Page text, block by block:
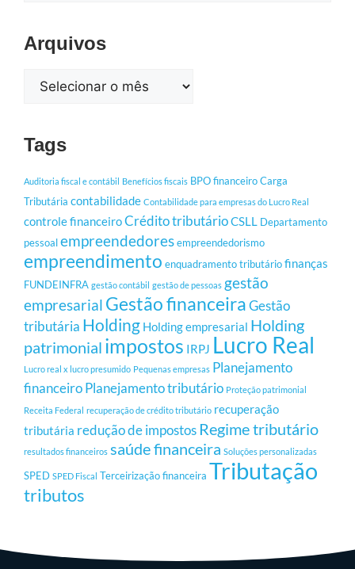
Arquivos
Tags
Auditoria fiscal e contábil Benefícios fiscais BPO financeiroCarga
Tributária contabilidade Contabilidade para empresas do Lucro Real
controle financeiroCrédito tributárioCSLL Departamento
pessoalempreendedoresempreendedorismo
empreendimento enquadramento tributáriofinanças
FUNDEINFRA gestão contábil gestão de pessoas gestão
empresarial Gestão financeiraGestão
tributária Holding Holding empresarial Holding
patrimonial impostos IRPJ Lucro Real
Lucro real x lucro presumido Pequenas empresas Planejamento
financeiroPlanejamento tributário Proteção patrimonial
Receita Federal recuperação de crédito tributário recuperação
tributária redução de impostos Regime tributário
resultados financeiros saúde financeira Soluções personalizadas
SPED SPED Fiscal Terceirização financeira Tributação
tributos